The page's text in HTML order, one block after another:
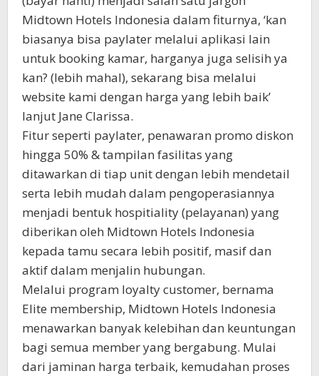
Midtown Hotels Indonesia dalam fiturnya, ‘kan
biasanya bisa paylater melalui aplikasi lain
untuk booking kamar, harganya juga selisih ya
kan? (lebih mahal), sekarang bisa melalui
website kami dengan harga yang lebih baik’
lanjut Jane Clarissa.
Fitur seperti paylater, penawaran promo diskon
hingga 50% & tampilan fasilitas yang
ditawarkan di tiap unit dengan lebih mendetail
serta lebih mudah dalam pengoperasiannya
menjadi bentuk hospitiality (pelayanan) yang
diberikan oleh Midtown Hotels Indonesia
kepada tamu secara lebih positif, masif dan
aktif dalam menjalin hubungan.
Melalui program loyalty customer, bernama
Elite membership, Midtown Hotels Indonesia
menawarkan banyak kelebihan dan keuntungan
bagi semua member yang bergabung. Mulai
dari jaminan harga terbaik, kemudahan proses